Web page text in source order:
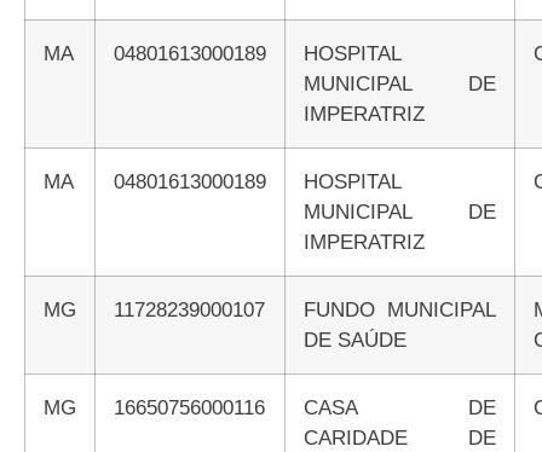
MA 04801613000189
HOSPITAL
MUNICIPAL DE
IMPERATRIZ
MA 04801613000189
HOSPITAL
MUNICIPAL DE
IMPERATRIZ
MG 11728239000107
FUNDO MUNICIPAL
DE SAÚDE
MG 16650756000116
CASA DE
CARIDADE DE